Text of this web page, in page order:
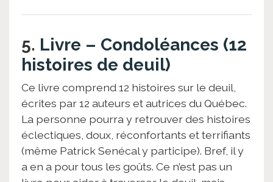
5. Livre – Condoléances (12
histoires de deuil)
Ce livre comprend 12 histoires sur le deuil,
écrites par 12 auteurs et autrices du Québec.
La personne pourra y retrouver des histoires
éclectiques, doux, réconfortants et terrifiants
(même Patrick Senécal y participe). Bref, il y
a en a pour tous les goûts. Ce n’est pas un